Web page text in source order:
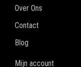
Over Ons
Contact
Blog
Mijn account